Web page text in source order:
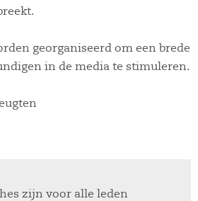
georganiseerd om een brede
in de media te stimuleren.
zijn voor alle leden